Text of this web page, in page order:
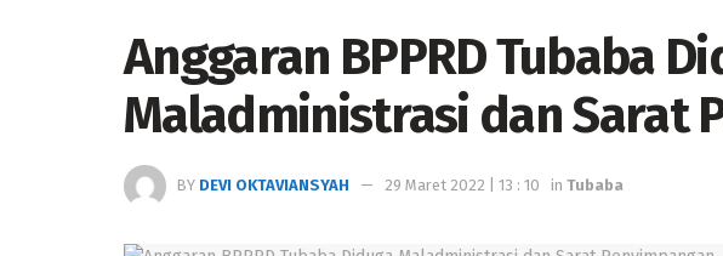
Anggaran BPPRD Tubaba
Maladministrasi dan Sarat
BY DEVI OKTAVIANSYAH 29 Maret 2022 | 13 : 10 in Tubaba